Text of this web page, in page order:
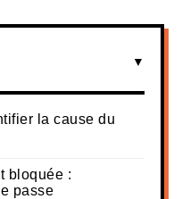
la cause du
bloquée :
passe